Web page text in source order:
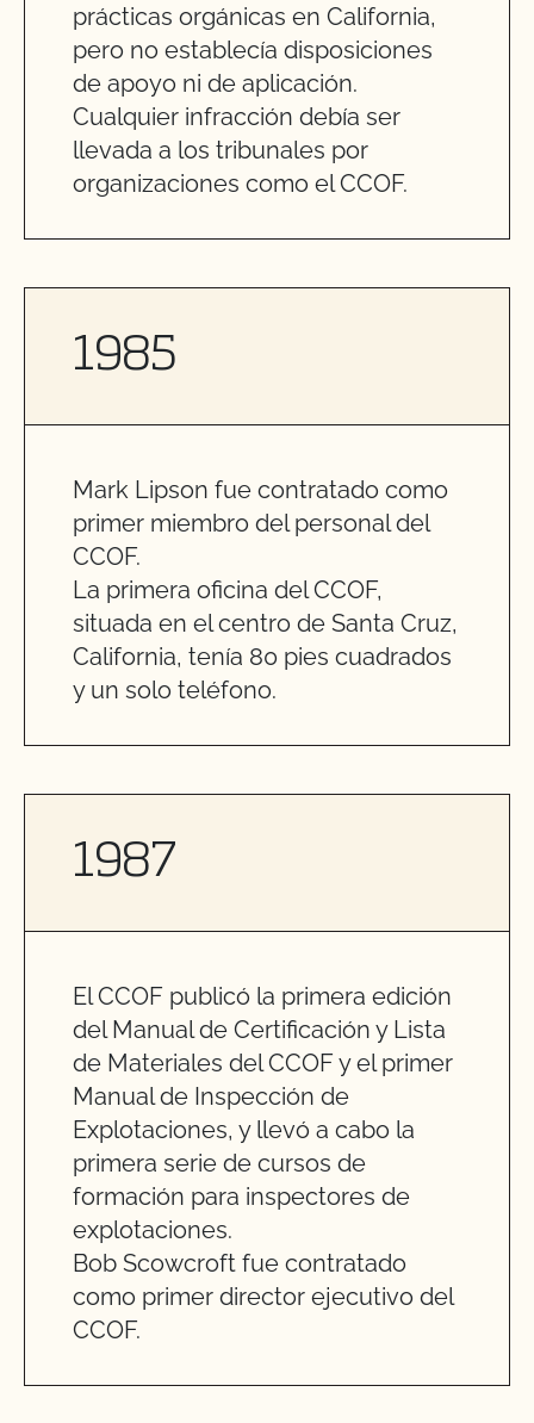
prácticas orgánicas en California,
pero no establecía disposiciones
de apoyo ni de aplicación.
Cualquier infracción debía ser
llevada a los tribunales por
organizaciones como el CCOF.
1985
Mark Lipson fue contratado como
primer miembro del personal del
CCOF.
La primera oficina del CCOF,
situada en el centro de Santa Cruz,
California, tenía 80 pies cuadrados
y un solo teléfono.
1987
El CCOF publicó la primera edición
del Manual de Certificación y Lista
de Materiales del CCOF y el primer
Manual de Inspección de
Explotaciones, y llevó a cabo la
primera serie de cursos de
formación para inspectores de
explotaciones.
Bob Scowcroft fue contratado
como primer director ejecutivo del
CCOF.